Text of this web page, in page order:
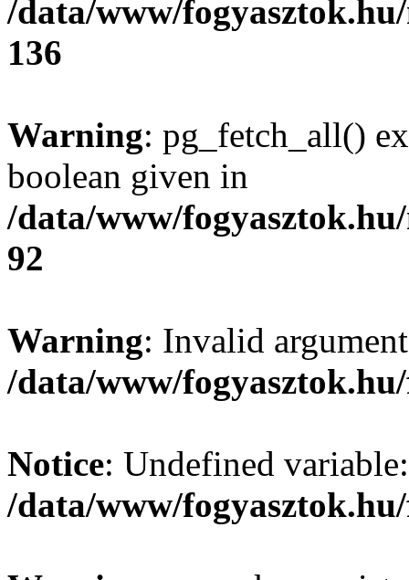
/data/www/
136
Warning: pg_fetch_all()
boolean given in
/data/www/
92
Warning: Invalid
/data/www/
Notice: Undefined
/data/www/